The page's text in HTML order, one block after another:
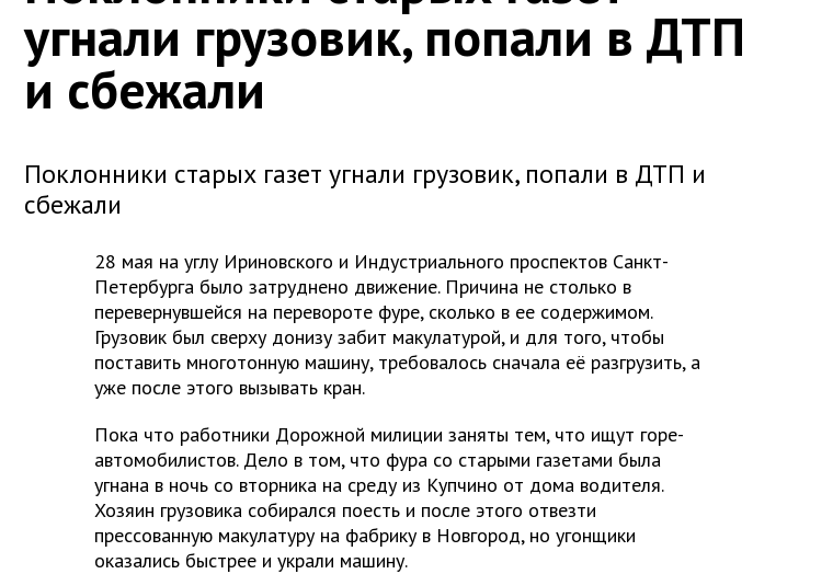
угнали грузовик, попали в ДТП
и сбежали
Поклонники старых газет угнали грузовик, попали в ДТП и
сбежали
28 мая на углу Ириновского и Индустриального проспектов Санкт-
Петербурга было затруднено движение. Причина не столько в
перевернувшейся на перевороте фуре, сколько в ее содержимом.
Грузовик был сверху донизу забит макулатурой, и для того, чтобы
поставить многотонную машину, требовалось сначала её разгрузить, а
уже после этого вызывать кран.
Пока что работники Дорожной милиции заняты тем, что ищут горе-
автомобилистов. Дело в том, что фура со старыми газетами была
угнана в ночь со вторника на среду из Купчино от дома водителя.
Хозяин грузовика собирался поесть и после этого отвезти
прессованную макулатуру на фабрику в Новгород, но угонщики
оказались быстрее и украли машину.